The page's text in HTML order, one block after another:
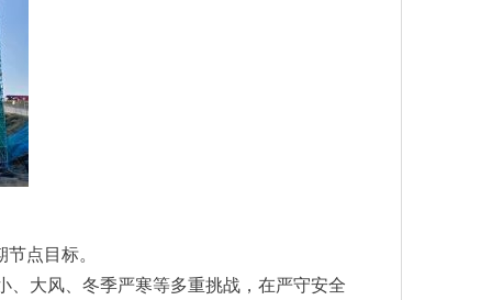
点目标。
、大风、冬季严寒等多重挑战，在严守安全